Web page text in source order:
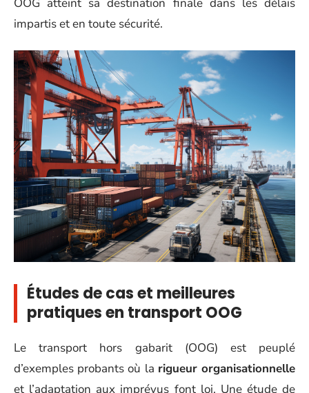
impartis et en toute sécurité.
Études de cas et meilleures
pratiques en transport OOG
Le transport hors gabarit (OOG) est peuplé
d’exemples probants où la rigueur organisationnelle
et l’adaptation aux imprévus font loi. Une étude de